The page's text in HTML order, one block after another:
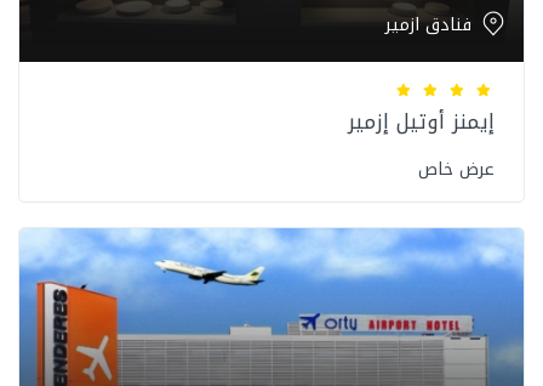
فنادق ازمير
إيمنز أوتيل إزمير
عرض خاص